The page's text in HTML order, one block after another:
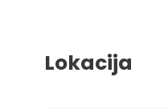
Lokacija